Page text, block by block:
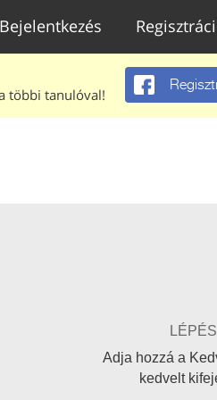
Bejelentkezés
többi tanulóval!
Adja hozzá a
kedvelt